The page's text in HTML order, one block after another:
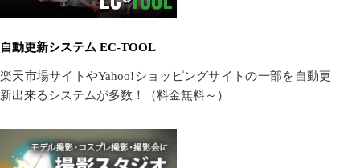
自動更新システム EC-TOOL
楽天市場サイトやYahoo!ショッピングサイトの一部を自動更
新出来るシステムが多数！（料金無料～）